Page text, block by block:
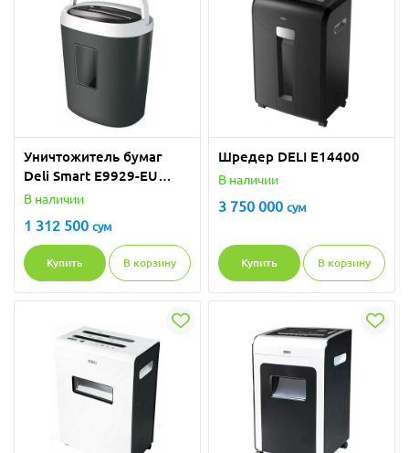
Уничтожитель бумаг
Deli Smart E9929-EU
серебристый
В наличии
1 312 500 сум
Купить В корзину
Шредер DELI E14400
В наличии
3 750 000 сум
Купить В корзину